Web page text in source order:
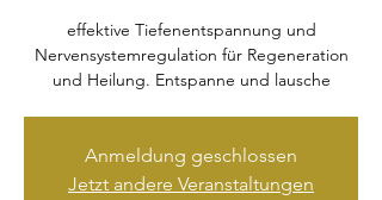
effektive Tiefenentspannung und
Nervensystemregulation für Regeneration
und Heilung. Entspanne und lausche
Anmeldung geschlossen
Jetzt andere Veranstaltungen